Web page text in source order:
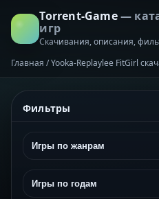
Torrent-Game—
игр
Скачивания, описания,
Главная /Yooka-Replaylee FitGirl
Фильтры
Игры по жанрам
Игры по годам